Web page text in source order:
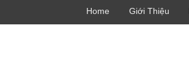
Home Giới Thiệu